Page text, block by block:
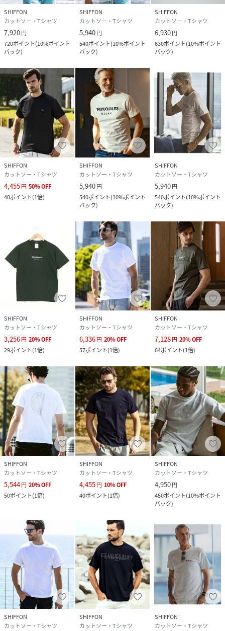
SHIFFON
カットソー・Tシャツ
7,920円
720ポイント(10%ポイント
バック)
SHIFFON
カットソー・Tシャツ
5,940円
540ポイント(10%ポイント
バック)
SHIFFON
カットソー・Tシャツ
6,930円
630ポイント(10%ポイント
バック)
SHIFFON
カットソー・Tシャツ
4,455円 50%OFF
40ポイント(1倍)
SHIFFON
カットソー・Tシャツ
5,940円
540ポイント(10%ポイント
バック)
SHIFFON
カットソー・Tシャツ
5,940円
540ポイント(10%ポイント
バック)
SHIFFON
カットソー・Tシャツ
3,256円 20%OFF
29ポイント(1倍)
SHIFFON
カットソー・Tシャツ
6,336円 20%OFF
57ポイント(1倍)
SHIFFON
カットソー・Tシャツ
7,128円 20%OFF
64ポイント(1倍)
SHIFFON
カットソー・Tシャツ
5,544円 20%OFF
50ポイント(1倍)
SHIFFON
カットソー・Tシャツ
4,455円 10%OFF
40ポイント(1倍)
SHIFFON
カットソー・Tシャツ
4,950円
450ポイント(10%ポイント
バック)
SHIFFON
カットソー・Tシャツ
SHIFFON
カットソー・Tシャツ
SHIFFON
カットソー・Tシャツ